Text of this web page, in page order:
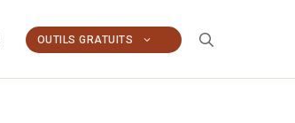
OUTILS GRATUITS